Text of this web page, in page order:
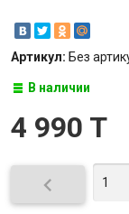
Артикул: Без
В наличии
4 990 T
